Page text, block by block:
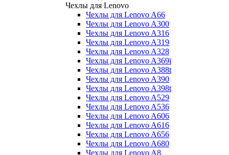
Чехлы для Lenovo
Чехлы для Lenovo A66
Чехлы для Lenovo A300
Чехлы для Lenovo A316
Чехлы для Lenovo A319
Чехлы для Lenovo A328
Чехлы для Lenovo A369i
Чехлы для Lenovo A388t
Чехлы для Lenovo A390
Чехлы для Lenovo A398t
Чехлы для Lenovo A529
Чехлы для Lenovo A536
Чехлы для Lenovo A606
Чехлы для Lenovo A616
Чехлы для Lenovo A656
Чехлы для Lenovo A680
Чехлы для Lenovo A8